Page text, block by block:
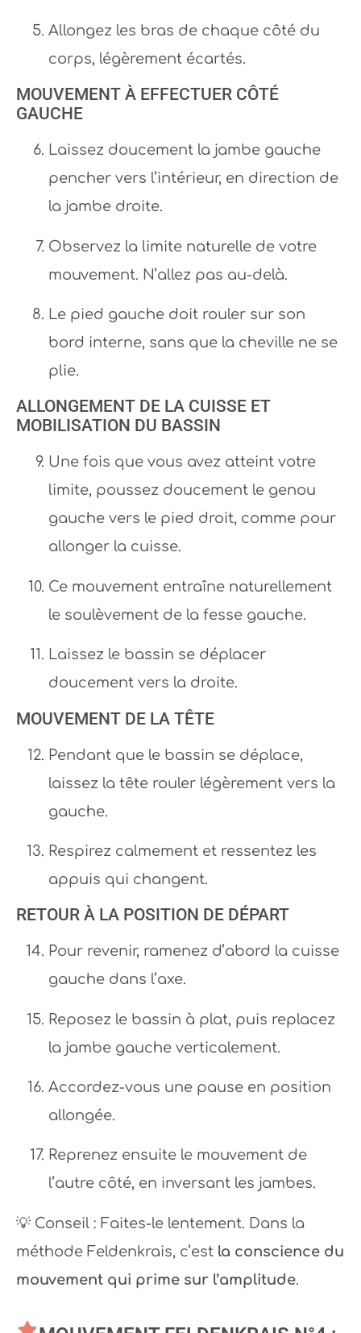
Allongez les bras de chaque côté du
corps, légèrement écartés.
MOUVEMENT À EFFECTUER CÔTÉ
GAUCHE
Laissez doucement la jambe gauche
pencher vers l’intérieur, en direction de
la jambe droite.
Observez la limite naturelle de votre
mouvement. N’allez pas au-delà.
Le pied gauche doit rouler sur son
bord interne, sans que la cheville ne se
plie.
ALLONGEMENT DE LA CUISSE ET
MOBILISATION DU BASSIN
Une fois que vous avez atteint votre
limite, poussez doucement le genou
gauche vers le pied droit, comme pour
allonger la cuisse.
Ce mouvement entraîne naturellement
le soulèvement de la fesse gauche.
Laissez le bassin se déplacer
doucement vers la droite.
MOUVEMENT DE LA TÊTE
Pendant que le bassin se déplace,
laissez la tête rouler légèrement vers la
gauche.
Respirez calmement et ressentez les
appuis qui changent.
RETOUR À LA POSITION DE DÉPART
Pour revenir, ramenez d’abord la cuisse
gauche dans l’axe.
Reposez le bassin à plat, puis replacez
la jambe gauche verticalement.
Accordez-vous une pause en position
allongée.
Reprenez ensuite le mouvement de
l’autre côté, en inversant les jambes.
💡 Conseil : Faites-le lentement. Dans la
méthode Feldenkrais, c’est la conscience du
mouvement qui prime sur l’amplitude.